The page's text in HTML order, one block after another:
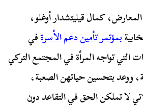
كمال قيليتشدار أوغلو،
بمؤتمر تأمين دعم الأسرةفي
التي تواجه المرأة في المجتمع التركي
ووعد بتحسين حياتهن الصعبة،
لا تملكن الحق في التقاعد دون